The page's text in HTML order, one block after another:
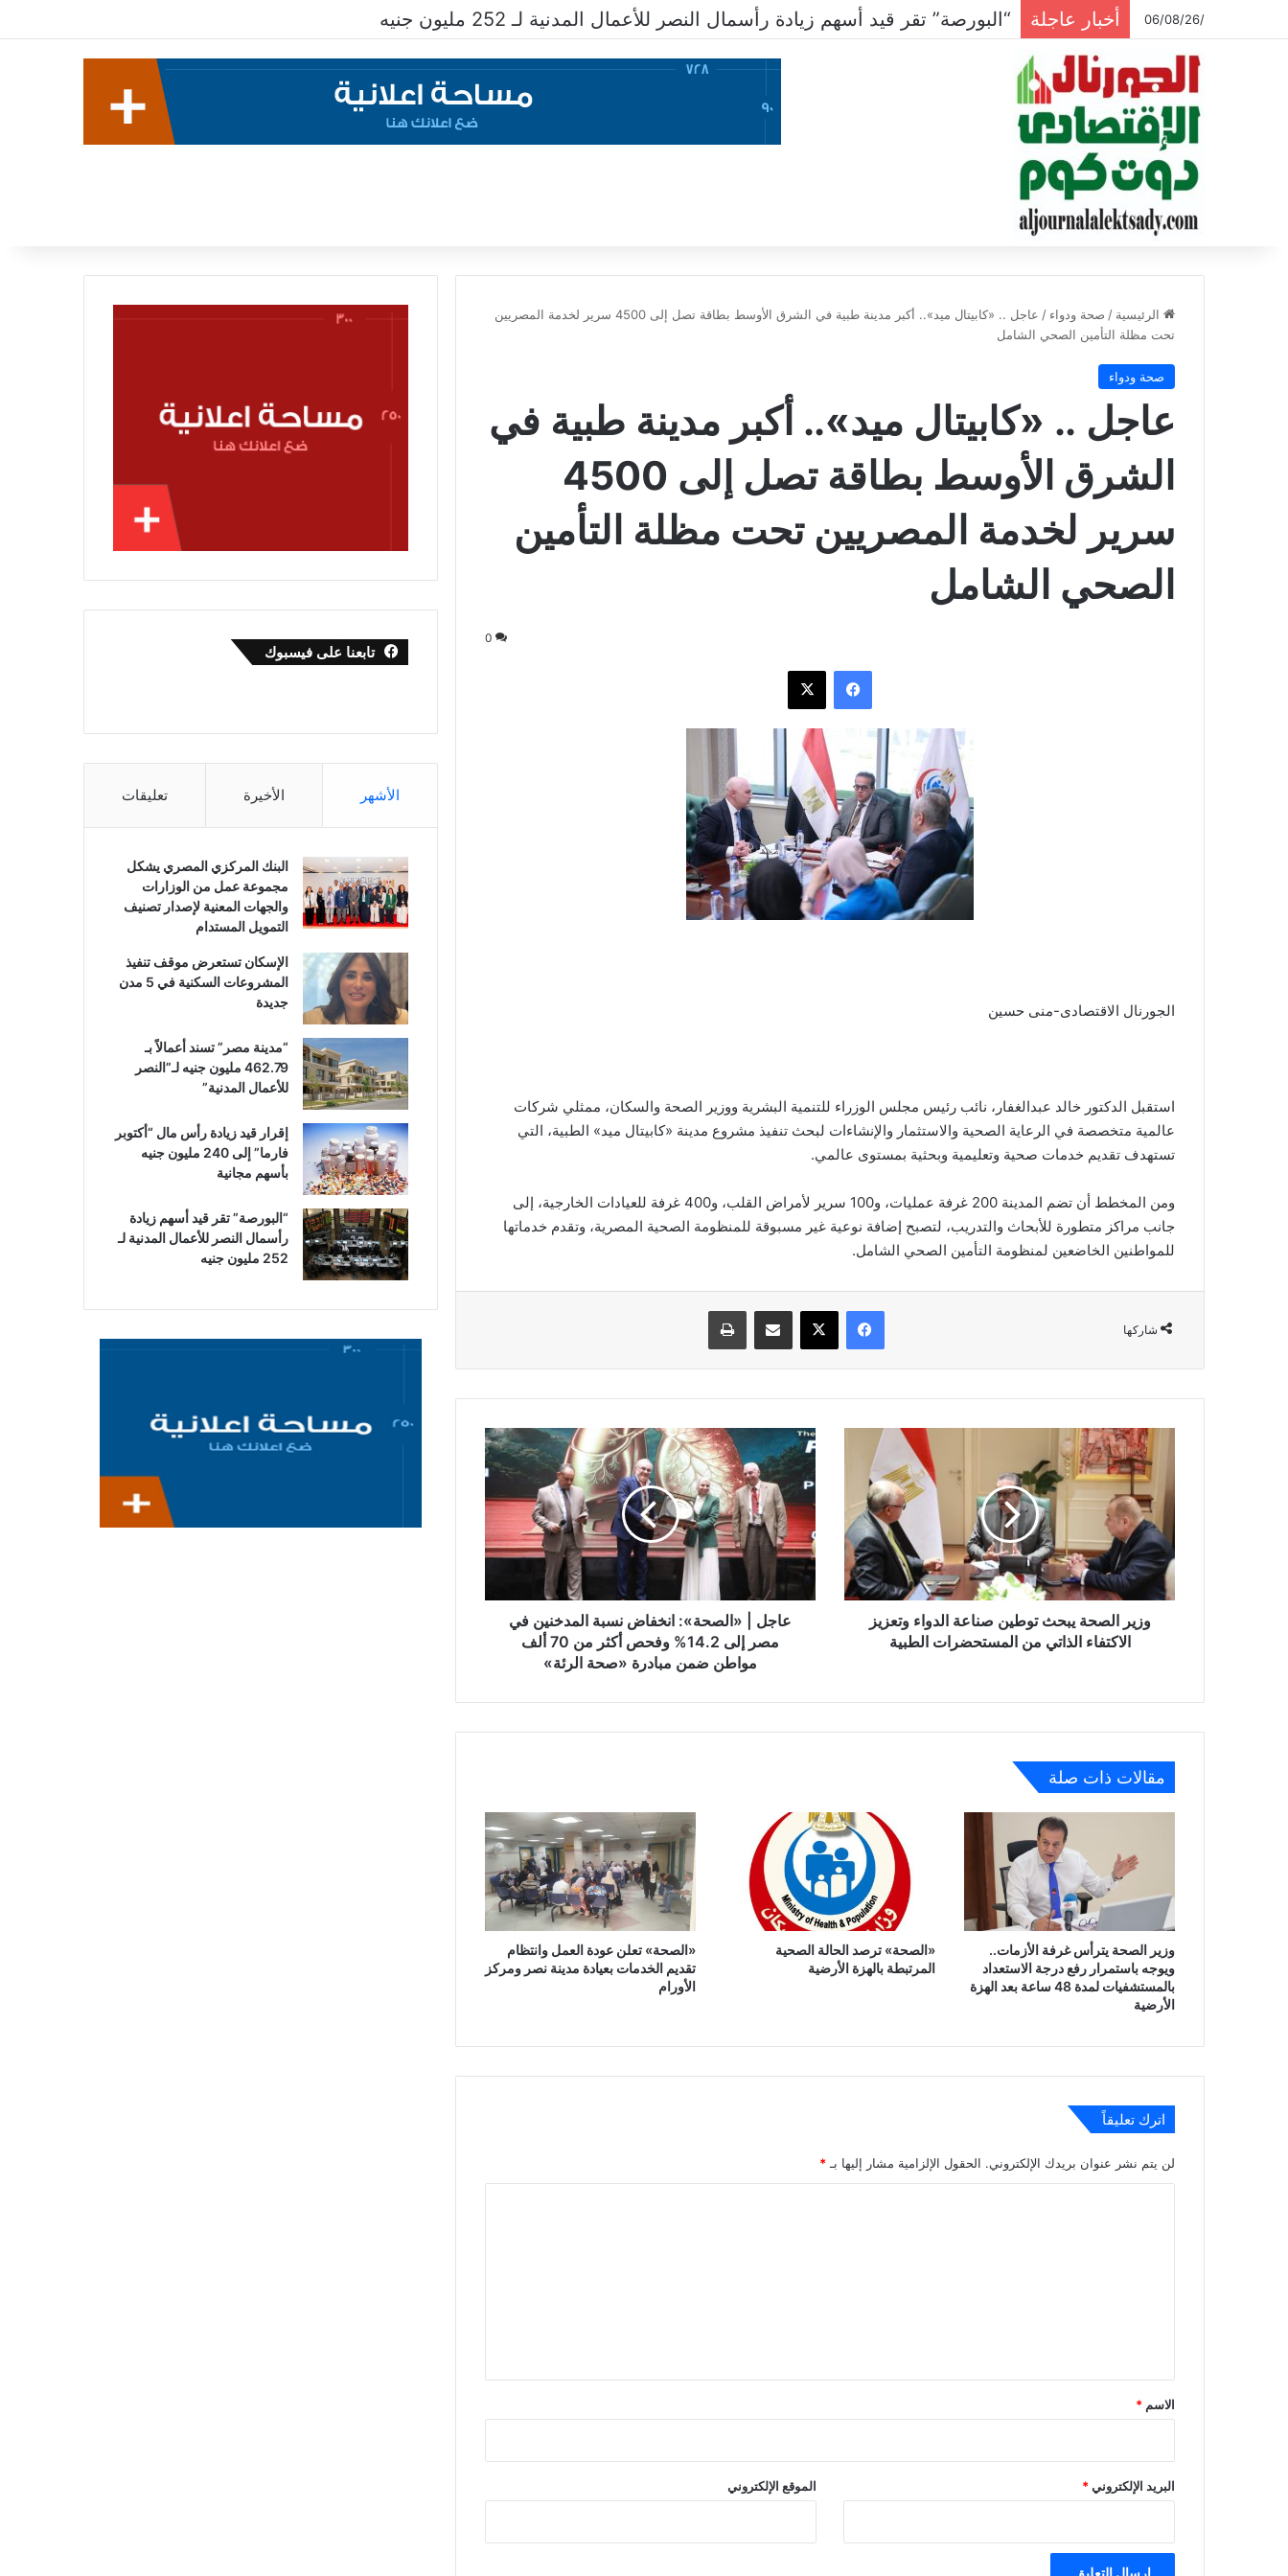
/06/08/26 أخبار عاجلة “البورصة” تقر قيد أسهم زيادة رأسمال النصر للأعمال المدنية لـ 252 مليون جنيه
الرئيسية / صحة ودواء /
عاجل .. «كابيتال ميد».. أكبر مدينة طبية في الشرق الأوسط بطاقة تصل إلى 4500 سرير لخدمة المصريين
تحت مظلة التأمين الصحي الشامل
صحة ودواء
عاجل .. «كابيتال ميد».. أكبر مدينة طبية في
الشرق الأوسط بطاقة تصل إلى 4500
سرير لخدمة المصريين تحت مظلة التأمين
الصحي الشامل
0
فيسبوك ‫X
الجورنال الاقتصادى-منى حسين
استقبل الدكتور خالد عبدالغفار، نائب رئيس مجلس الوزراء للتنمية البشرية ووزير الصحة والسكان، ممثلي شركات
عالمية متخصصة في الرعاية الصحية والاستثمار والإنشاءات لبحث تنفيذ مشروع مدينة «كابيتال ميد» الطبية، التي
تستهدف تقديم خدمات صحية وتعليمية وبحثية بمستوى عالمي.
ومن المخطط أن تضم المدينة 200 غرفة عمليات، و100 سرير لأمراض القلب، و400 غرفة للعيادات الخارجية، إلى
جانب مراكز متطورة للأبحاث والتدريب، لتصبح إضافة نوعية غير مسبوقة للمنظومة الصحية المصرية، وتقدم خدماتها
للمواطنين الخاضعين لمنظومة التأمين الصحي الشامل.
شاركها
فيسبوك ‫X مشاركة عبر البريد طباعة
الصحة
يبحث
توطين
صناعة
الدواء
وتعزيز
الاكتفاء
الذاتي
المستحضرات
وزير الصحة يبحث توطين صناعة الدواء وتعزيز
الاكتفاء الذاتي من المستحضرات الطبية
عاجل
|
«الصحة»:
انخفاض
نسبة
المدخنين
في
مصر
إلى
14.2%
الرئة»
عاجل | «الصحة»: انخفاض نسبة المدخنين في
مصر إلى 14.2% وفحص أكثر من 70 ألف
مواطن ضمن مبادرة «صحة الرئة»
مقالات ذات صلة
وزير الصحة يترأس غرفة الأزمات..
ويوجه باستمرار رفع درجة الاستعداد
بالمستشفيات لمدة 48 ساعة بعد الهزة
الأرضية
«الصحة» ترصد الحالة الصحية
المرتبطة بالهزة الأرضية
‎«الصحة» تعلن عودة العمل وانتظام
تقديم الخدمات بعيادة مدينة نصر ومركز
الأورام
اترك تعليقاً
لن يتم نشر عنوان بريدك الإلكتروني. الحقول الإلزامية مشار إليها بـ *
*
الاسم *
البريد الإلكتروني* الموقع الإلكتروني
تابعنا على فيسبوك
الأشهر الأخيرة تعليقات
البنك المركزي المصري يشكل
مجموعة عمل من الوزارات
والجهات المعنية لإصدار تصنيف
التمويل المستدام
الإسكان تستعرض موقف تنفيذ
المشروعات السكنية في 5 مدن
جديدة
“مدينة مصر” تسند أعمالاً بـ
462.79 مليون جنيه لـ”النصر
للأعمال المدنية”
إقرار قيد زيادة رأس مال “أكتوبر
فارما” إلى 240 مليون جنيه
بأسهم مجانية
“البورصة” تقر قيد أسهم زيادة
رأسمال النصر للأعمال المدنية لـ
252 مليون جنيه